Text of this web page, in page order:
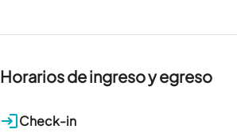
Horarios de ingreso y egreso
Check-in